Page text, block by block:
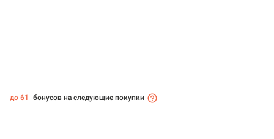
до 61 бонусов на следующие покупки